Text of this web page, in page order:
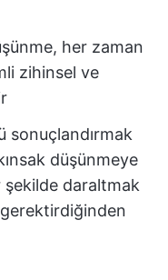
her zaman
zihinsel ve
sonuçlandırmak
düşünmeye
daraltmak